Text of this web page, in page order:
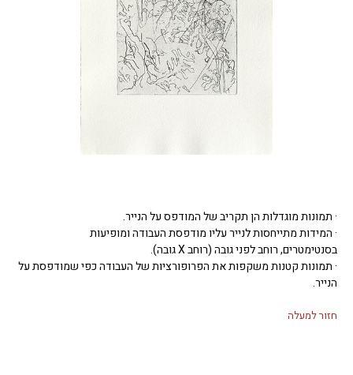
· תמונות מוגדלות הן תקריב של המודפס על הנייר.
· המידות מתייחסות לנייר עליו מודפסת העבודה ומופיעות
בסנטימטרים, רוחב לפני גובה (רוחב X גובה).
· תמונות קטנות משקפות את הפרופורציות של העבודה כפי שמודפסת על
הנייר.
חזור למעלה